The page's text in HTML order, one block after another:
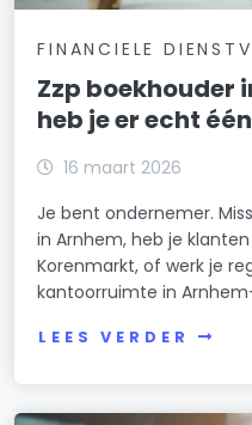
FINANCIELE
Zzp boekhouder
heb je er echt
16 maart 2026
Je bent ondernemer.
in Arnhem, heb je
Korenmarkt, of werk je
kantoorruimte in
LEES VERDER